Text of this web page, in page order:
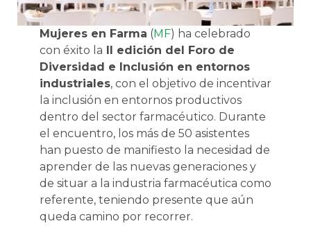
Mujeres en Farma (MF) ha celebrado
con éxito la II edición del Foro de
Diversidad e Inclusión en entornos
industriales, con el objetivo de incentivar
la inclusión en entornos productivos
dentro del sector farmacéutico. Durante
el encuentro, los más de 50 asistentes
han puesto de manifiesto la necesidad de
aprender de las nuevas generaciones y
de situar a la industria farmacéutica como
referente, teniendo presente que aún
queda camino por recorrer.